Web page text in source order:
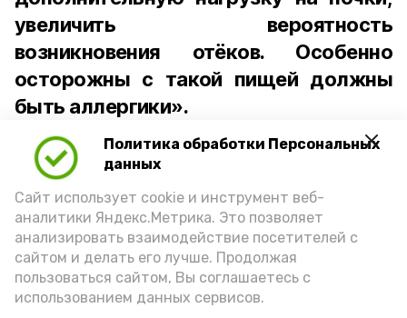
Политика обработки Персональных
данных
Сайт использует cookie и инструмент веб-
аналитики Яндекс.Метрика. Это позволяет
анализировать взаимодействие посетителей с
сайтом и делать его лучше. Продолжая
пользоваться сайтом, Вы соглашаетесь с
использованием данных сервисов.
увеличить вероятность
возникновения отёков. Особенно
осторожны с такой пищей должны
быть аллергики».
Для взрослого человека безопасной
порцией икры считается 30-50 граммов
(2-3 ложки). При этом следует обратить
внимание на хлеб, с которым она
подаётся: лучше выбирать
цельнозерновой, с мукой грубого
помола. Есть икру следует в первой